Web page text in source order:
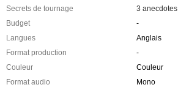
Secrets de tournage
3 anecdotes
Budget
-
Langues
Anglais
Format production
-
Couleur
Couleur
Format audio
Mono